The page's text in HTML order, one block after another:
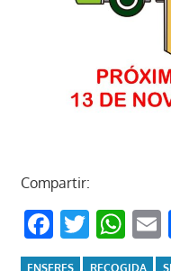
Compartir:
ENSERES RECOGIDA